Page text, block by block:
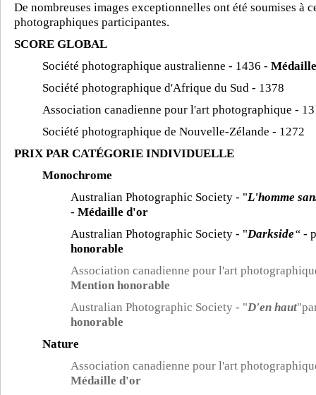
De nombreuses images exceptionnelles ont été soumises à
photographiques participantes.
SCORE GLOBAL
Société photographique australienne - 1436 -
Société photographique d'Afrique du Sud - 1378
Association canadienne pour l'art photographique -
Société photographique de Nouvelle-Zélande - 1272
PRIX PAR CATÉGORIE INDIVIDUELLE
Monochrome
Australian Photographic Society - "L'homme
- Médaille d'or
Australian Photographic Society - "Darkside“ -
honorable
Association canadienne pour l'art
Mention honorable
Australian Photographic Society - "D'en haut
honorable
Nature
Association canadienne pour l'art
Médaille d'or